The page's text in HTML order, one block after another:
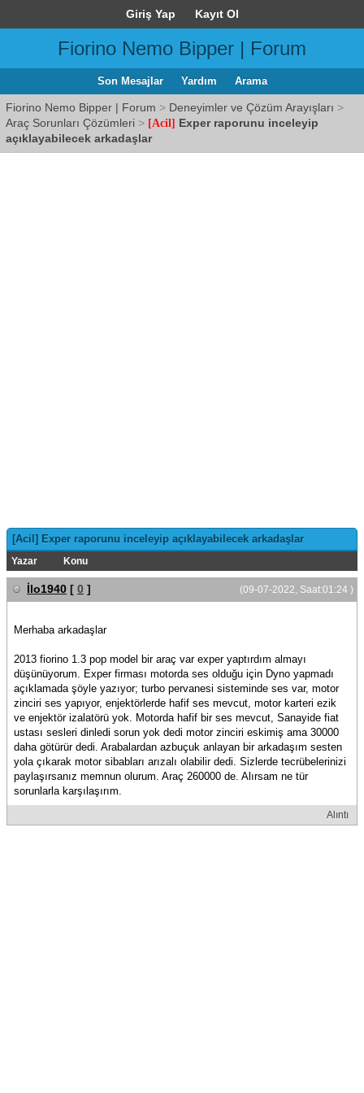
Giriş Yap Kayıt Ol
Fiorino Nemo Bipper | Forum
Son Mesajlar Yardım Arama
Fiorino Nemo Bipper | Forum > Deneyimler ve Çözüm Arayışları >
Araç Sorunları Çözümleri > [Acil] Exper raporunu inceleyip
açıklayabilecek arkadaşlar
[Acil] Exper raporunu inceleyip açıklayabilecek arkadaşlar
Yazar Konu
(09-07-2022, Saat:01:24 )
İlo1940 [ 0 ]
Merhaba arkadaşlar
2013 fiorino 1.3 pop model bir araç var exper yaptırdım almayı
düşünüyorum. Exper firması motorda ses olduğu için Dyno yapmadı
açıklamada şöyle yazıyor; turbo pervanesi sisteminde ses var, motor
zinciri ses yapıyor, enjektörlerde hafif ses mevcut, motor karteri ezik
ve enjektör izalatörü yok. Motorda hafif bir ses mevcut, Sanayide fiat
ustası sesleri dinledi sorun yok dedi motor zinciri eskimiş ama 30000
daha götürür dedi. Arabalardan azbuçuk anlayan bir arkadaşım sesten
yola çıkarak motor sibabları arızalı olabilir dedi. Sizlerde tecrübelerinizi
paylaşırsanız memnun olurum. Araç 260000 de. Alırsam ne tür
sorunlarla karşılaşırım.
Alıntı